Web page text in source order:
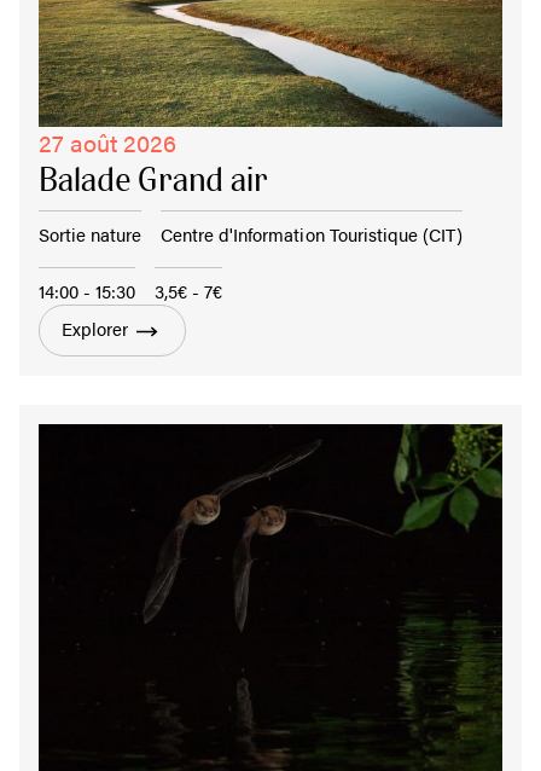
27 août 2026
Balade Grand air
Sortie nature Centre d'Information Touristique (CIT)
14:00 - 15:30
3,5€ - 7€
Explorer